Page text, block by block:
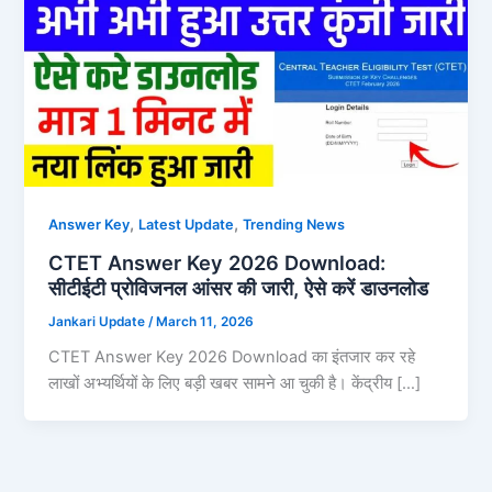
Answer Key, Latest Update,Trending News
CTET Answer Key 2026 Download:
सीटीईटी प्रोविजनल आंसर की जारी, ऐसे करें डाउनलोड
Jankari Update /March 11, 2026
CTET Answer Key 2026 Download का इंतजार कर रहे
लाखों अभ्यर्थियों के लिए बड़ी खबर सामने आ चुकी है। केंद्रीय […]